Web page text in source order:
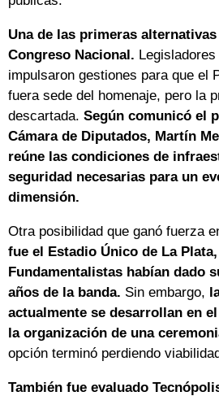
Una de las primeras
Congreso Nacional.
impulsaron gestiones para que el
fuera sede del homenaje, pero la
descartada. Según comunicó el
Cámara de Diputados, Martín
reúne las condiciones de
seguridad necesarias para un
dimensión.
Otra posibilidad que ganó fuerza
fue el Estadio Único de La
Fundamentalistas habían dado
años de la banda. Sin embargo,
actualmente se desarrollan en
la organización de una
opción terminó perdiendo
También fue evaluado